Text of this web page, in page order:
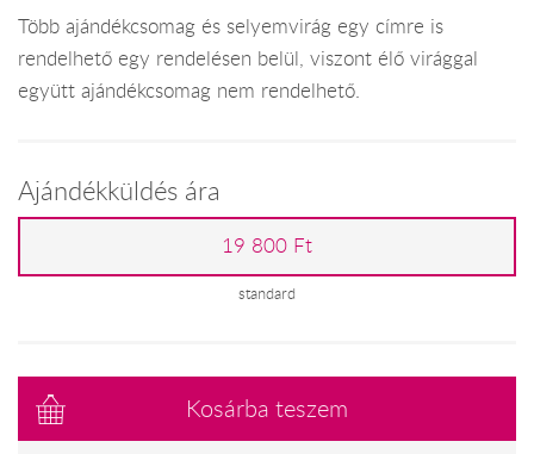
Több ajándékcsomag és selyemvirág egy címre is
rendelhető egy rendelésen belül, viszont élő virággal
együtt ajándékcsomag nem rendelhető.
Ajándékküldés ára
19 800 Ft
standard
Kosárba teszem